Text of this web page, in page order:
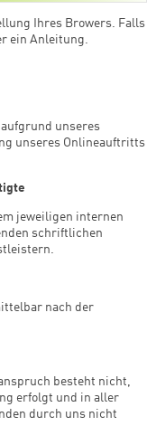
Ihres Browers. Falls
ein Anleitung.
unseres
unseres Onlineauftritts
jeweiligen internen
schriftlichen
nach der
besteht nicht,
erfolgt und in aller
durch uns nicht